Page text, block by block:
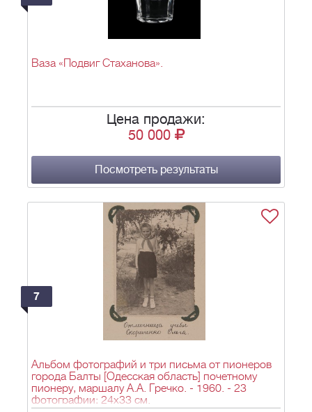
Ваза «Подвиг Стаханова».
Цена продажи:
50 000
Посмотреть результаты
7
Альбом фотографий и три письма от пионеров
города Балты [Одесская область] почетному
пионеру, маршалу А.А. Гречко. - 1960. - 23
фотографии; 24х33 см.